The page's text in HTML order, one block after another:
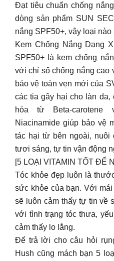
Đạt tiêu chuẩn chống
dòng sản phẩm SUN
nắng SPF50+, vậy loại nào
Kem Chống Nắng Dạng
SPF50+ là kem chống
với chỉ số chống nắng cao
bảo vệ toàn vẹn mới của
các tia gây hại cho làn
hóa từ Beta-carotene
Niacinamide giúp bảo vệ
tác hại từ bên ngoài, nuôi
tươi sáng, tự tin vận động
[5 LOẠI VITAMIN TỐT ĐỂ
Tóc khỏe đẹp luôn là
sức khỏe của bạn. Với
sẽ luôn cảm thấy tự tin về
với tình trạng tóc thưa,
cảm thấy lo lắng.
Để trả lời cho câu hỏi
Hush cũng mách bạn 5